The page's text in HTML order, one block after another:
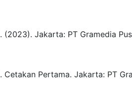
. (2023). Jakarta: PT Gramedia
. Cetakan Pertama. Jakarta: PT